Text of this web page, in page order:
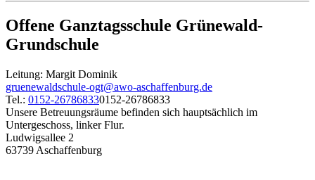
Offene Ganztagsschule Grünewald-
Grundschule
Leitung: Margit Dominik
gruenewaldschule-ogt@awo-aschaffenburg.de
Tel.: 0152-267868330152-26786833
Unsere Betreuungsräume befinden sich hauptsächlich im
Untergeschoss, linker Flur.
Ludwigsallee 2
63739 Aschaffenburg